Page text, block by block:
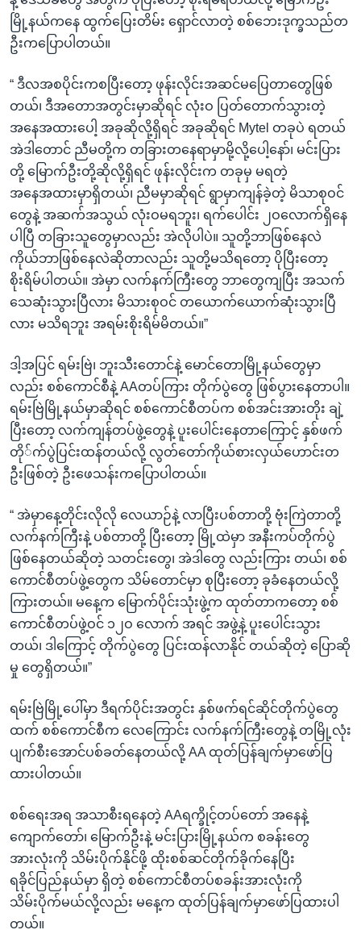
မြို့နယ်ကနေ ထွက်ပြေးတိမ်း ရှောင်လာတဲ့ စစ်ဘေးဒုက္ခသည်တ
ဦးကပြောပါတယ်။
“ ဒီလအစပိုင်းကစပြီးတော့ ဖုန်းလိုင်းအဆင်မပြေတာတွေဖြစ်
တယ်၊ ဒီအတောအတွင်းမှာဆိုရင် လုံးဝ ပြတ်တောက်သွားတဲ့
အနေအထားပေါ့ အခုဆိုလို့ရှိရင် အခုဆိုရင် Mytel တခုပဲ ရတယ်
အဲဒါတောင် ညီမတို့က တခြားတနေရာမှာမို့လို့ပေါ့နော်၊ မင်းပြား
တို့ မြောက်ဦးတို့ဆိုလို့ရှိရင် ဖုန်းလိုင်းက တခုမှ မရတဲ့
အနေအထားမှာရှိတယ်၊ ညီမမှာဆိုရင် ရွာမှာကျန်ခဲ့တဲ့ မိသာစုဝင်
တွေနဲ့ အဆက်အသွယ် လုံးဝမရဘူး၊ ရက်ပေါင်း ၂ဝလောက်ရှိနေ
ပါပြီ တခြားသူတွေမှာလည်း အဲလိုပါပဲ။ သူတို့ဘာဖြစ်နေလဲ
ကိုယ်ဘာဖြစ်နေလဲဆိုတာလည်း သူတို့မသိရတော့ ပိုပြီးတော့
စိုးရိမ်ပါတယ်။ အဲမှာ လက်နက်ကြီးတွေ ဘာတွေကျပြီး အသက်
သေဆုံးသွားပြီလား မိသားစုဝင် တယောက်ယောက်ဆုံးသွားပြီ
လား မသိရဘူး အရမ်းစိုးရိမ်မိတယ်။”
ဒါ့အပြင် ရမ်းဗြဲ၊ ဘူးသီးတောင်နဲ့ မောင်တောမြို့နယ်တွေမှာ
လည်း စစ်ကောင်စီနဲ့ AAတပ်ကြား တိုက်ပွဲတွေ ဖြစ်ပွားနေတာပါ။
ရမ်းဗြဲမြို့နယ်မှာဆိုရင် စစ်ကောင်စီတပ်က စစ်အင်းအားတိုး ချဲ့
ပြီးတော့ လက်ကျန်တပ်ဖွဲ့တွေနဲ့ ပူးပေါင်းနေတာကြောင့် နှစ်ဖက်
တို်က်ပွဲပြင်းထန်တယ်လို့ လွတ်တော်ကိုယ်စားလှယ်ဟောင်းတ
ဦးဖြစ်တဲ့ ဦးဖေသန်းကပြောပါတယ်။
“ အဲမှာနေ့တိုင်းလိုလို လေယာဉ်နဲ့ လာပြီးပစ်တာတို့ ဗုံးကြဲတာတို့
လက်နက်ကြီးနဲ့ ပစ်တာတို့ ပြီးတော့ မြို့ထဲမှာ အနီးကပ်တိုက်ပွဲ
ဖြစ်နေတယ်ဆိုတဲ့ သတင်းတွေ၊ အဲဒါတွေ လည်းကြား တယ်၊ စစ်
ကောင်စီတပ်ဖွဲ့တွေက သိမ်တောင်မှာ စုပြီးတော့ ခုခံနေတယ်လို့
ကြားတယ်။ မနေ့က မြောက်ပိုင်းသုံးဖွဲ့က ထုတ်တာကတော့ စစ်
ကောင်စီတပ်ဖွဲ့ဝင် ၁၂ဝ လောက် အရင် အဖွဲ့နဲ့ ပူးပေါင်းသွား
တယ်၊ ဒါကြောင့် တိုက်ပွဲတွေ ပြင်းထန်လာနိုင် တယ်ဆိုတဲ့ ပြောဆို
မှု တွေရှိတယ်။”
ရမ်းဗြဲမြို့ပေါ်မှာ ဒီရက်ပိုင်းအတွင်း နှစ်ဖက်ရင်ဆိုင်တိုက်ပွဲတွေ
ထက် စစ်ကောင်စီက လေကြောင်း လက်နက်ကြီးတွေနဲ့ တမြို့လုံး
ပျက်စီးအောင်ပစ်ခတ်နေတယ်လို့ AA ထုတ်ပြန်ချက်မှာဖော်ပြ
ထားပါတယ်။
စစ်ရေးအရ အသာစီးရနေတဲ့ AAရက္ခိုင့်တပ်တော် အနေနဲ့
ကျောက်တော်၊ မြောက်ဦးနဲ့ မင်းပြားမြို့နယ်က စခန်းတွေ
အားလုံးကို သိမ်းပိုက်နိုင်ဖို့ ထိုးစစ်ဆင်တိုက်ခိုက်နေပြီး
ရခိုင်ပြည်နယ်မှာ ရှိတဲ့ စစ်ကောင်စီတပ်စခန်းအားလုံးကို
သိမ်းပိုက်မယ်လို့လည်း မနေ့က ထုတ်ပြန်ချက်မှာဖော်ပြထားပါ
တယ်။